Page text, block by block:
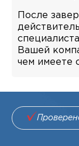
После
Вашей
чем имеете